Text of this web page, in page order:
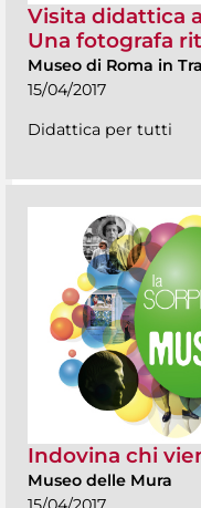
Visita didattica
Una fotografa
Museo di Roma in
15/04/2017
Didattica per tutti
Indovina chi
Museo delle Mura